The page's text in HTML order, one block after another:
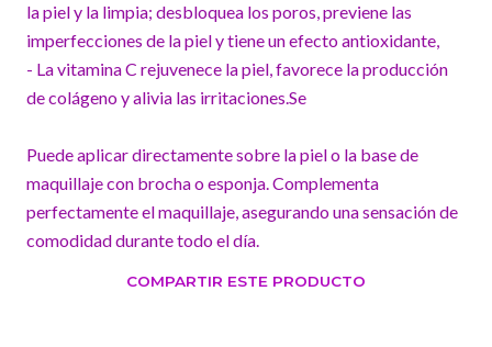
la piel y la limpia; desbloquea los poros, previene las
imperfecciones de la piel y tiene un efecto antioxidante,
- La vitamina C rejuvenece la piel, favorece la producción
de colágeno y alivia las irritaciones.Se
Puede aplicar directamente sobre la piel o la base de
maquillaje con brocha o esponja. Complementa
perfectamente el maquillaje, asegurando una sensación de
comodidad durante todo el día.
COMPARTIR ESTE PRODUCTO